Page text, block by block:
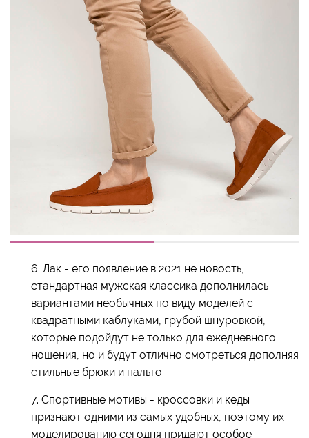
6. Лак - его появление в 2021 не новость,
стандартная мужская классика дополнилась
вариантами необычных по виду моделей с
квадратными каблуками, грубой шнуровкой,
которые подойдут не только для ежедневного
ношения, но и будут отлично смотреться дополняя
стильные брюки и пальто.
7. Спортивные мотивы - кроссовки и кеды
признают одними из самых удобных, поэтому их
моделированию сегодня придают особое